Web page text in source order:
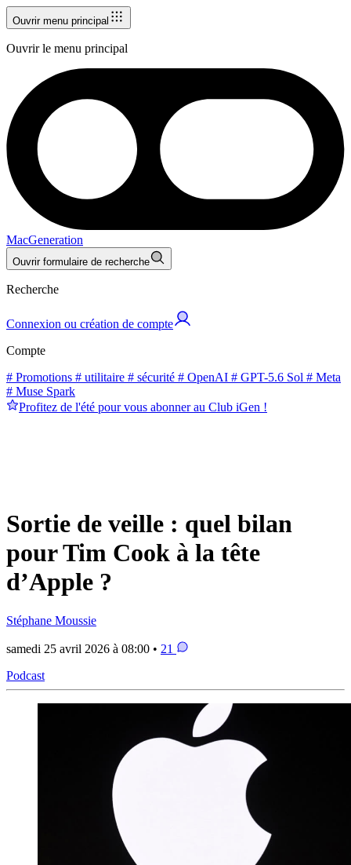
Ouvrir menu principal
Ouvrir le menu principal
MacGeneration
Ouvrir formulaire de recherche
Recherche
Connexion ou création de compte
Compte
# Promotions # utilitaire # sécurité # OpenAI # GPT-5.6 Sol # Meta
# Muse Spark
Profitez de l'été pour vous abonner au Club iGen !
Sortie de veille : quel bilan
pour Tim Cook à la tête
d’Apple ?
Stéphane Moussie
samedi 25 avril 2026 à 08:00 • 21
Podcast